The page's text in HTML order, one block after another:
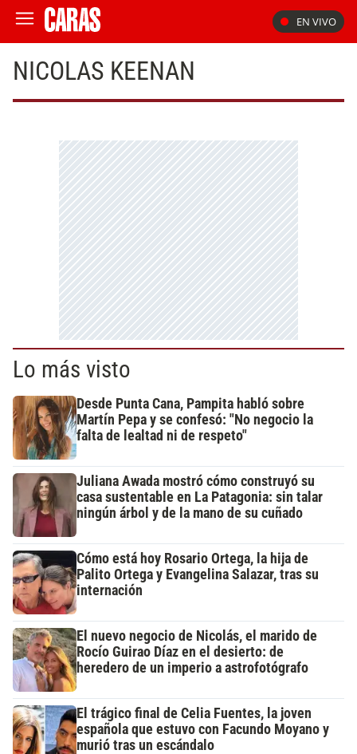
EN VIVO
NICOLAS KEENAN
Lo más visto
Desde Punta Cana, Pampita habló sobre
Martín Pepa y se confesó: "No negocio la
falta de lealtad ni de respeto"
Juliana Awada mostró cómo construyó su
casa sustentable en La Patagonia: sin talar
ningún árbol y de la mano de su cuñado
Cómo está hoy Rosario Ortega, la hija de
Palito Ortega y Evangelina Salazar, tras su
internación
El nuevo negocio de Nicolás, el marido de
Rocío Guirao Díaz en el desierto: de
heredero de un imperio a astrofotógrafo
El trágico final de Celia Fuentes, la joven
española que estuvo con Facundo Moyano y
murió tras un escándalo